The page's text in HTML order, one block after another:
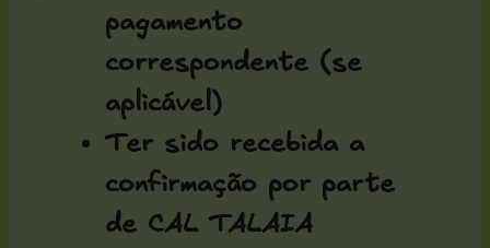
pagamento
correspondente (se
aplicável)
Ter sido recebida a
confirmação por parte
de CAL TALAIA